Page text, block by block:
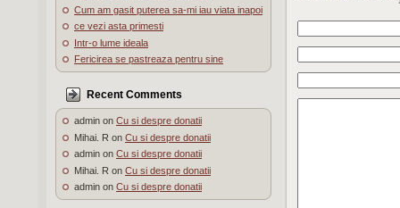
Cum am gasit puterea sa-mi iau viata inapoi
ce vezi asta primesti
Intr-o lume ideala
Fericirea se pastreaza pentru sine
Recent Comments
admin on Cu si despre donatii
Mihai. R on Cu si despre donatii
admin on Cu si despre donatii
Mihai. R on Cu si despre donatii
admin on Cu si despre donatii